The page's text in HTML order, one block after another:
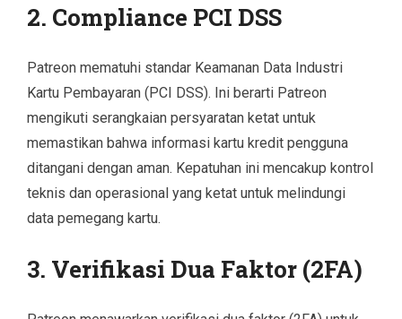
2. Compliance PCI DSS
Patreon mematuhi standar Keamanan Data Industri
Kartu Pembayaran (PCI DSS). Ini berarti Patreon
mengikuti serangkaian persyaratan ketat untuk
memastikan bahwa informasi kartu kredit pengguna
ditangani dengan aman. Kepatuhan ini mencakup kontrol
teknis dan operasional yang ketat untuk melindungi
data pemegang kartu.
3. Verifikasi Dua Faktor (2FA)